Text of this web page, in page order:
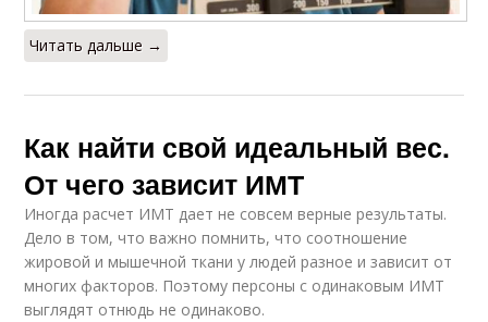
Читать дальше →
Как найти свой идеальный вес.
От чего зависит ИМТ
Иногда расчет ИМТ дает не совсем верные результаты.
Дело в том, что важно помнить, что соотношение
жировой и мышечной ткани у людей разное и зависит от
многих факторов. Поэтому персоны с одинаковым ИМТ
выглядят отнюдь не одинаково.